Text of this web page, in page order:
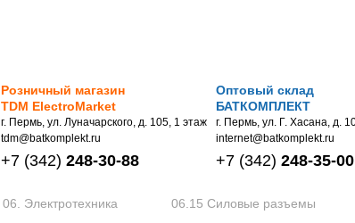
Розничный магазин
TDM ElectroMarket
г. Пермь, ул. Луначарского, д. 105, 1 этаж
tdm@batkomplekt.ru
+7 (342) 248-30-88
Оптовый склад
БАТКОМПЛЕКТ
г. Пермь, ул. Г. Хасана, д.
internet@batkomplekt.ru
+7 (342) 248-35-00
06. Электротехника 06.15 Силовые разъемы